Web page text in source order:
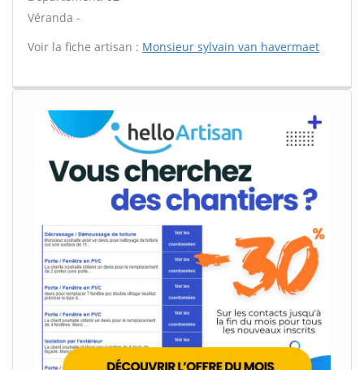
Véranda -
Voir la fiche artisan : Monsieur sylvain van havermaet